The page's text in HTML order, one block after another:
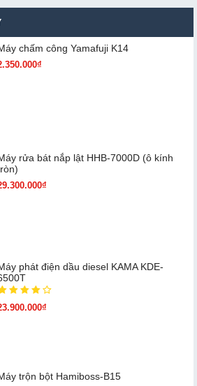
chấm cô​ng Yamafuji K14
rửa bát nắp lật HHB-7000D (ô kính
phát điện dầu diesel KAMA KDE-
trộn bột Hamiboss-B15